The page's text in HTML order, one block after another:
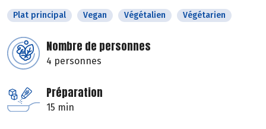
Plat principal Vegan Végétalien Végétarien
Nombre de personnes
4 personnes
Préparation
15 min